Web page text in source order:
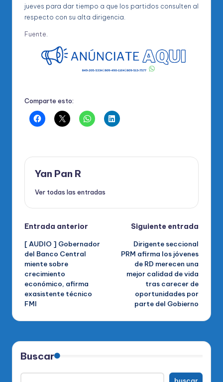
jueves para dar tiempo a que los partidos consulten al
respecto con su alta dirigencia.
Fuente
Comparte esto:
Yan Pan R
Ver todas las entradas
Navegación
de
entradas
Entrada anterior
[ AUDIO ] Gobernador
del Banco Central
miente sobre
crecimiento
económico, afirma
exasistente técnico
FMI
Siguiente entrada
Dirigente seccional
PRM afirma los jóvenes
de RD merecen una
mejor calidad de vida
tras carecer de
oportunidades por
parte del Gobierno
Buscar